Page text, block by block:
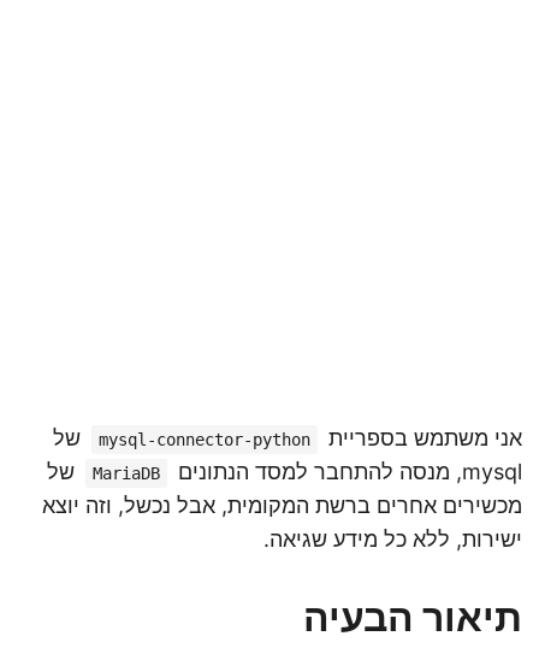
אני משתמש בספריית mysql-connector-python
של
mysql, מנסה להתחבר למסד הנתונים
MariaDB
של
מכשירים אחרים ברשת המקומית, אבל נכשל, וזה יוצא
ישירות, ללא כל מידע שגיאה.
תיאור הבעיה